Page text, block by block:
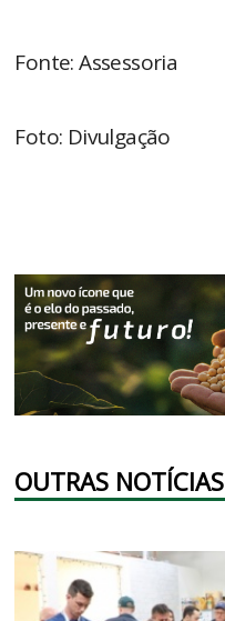
Fonte: Assessoria
Foto: Divulgação
OUTRAS NOTÍCIAS